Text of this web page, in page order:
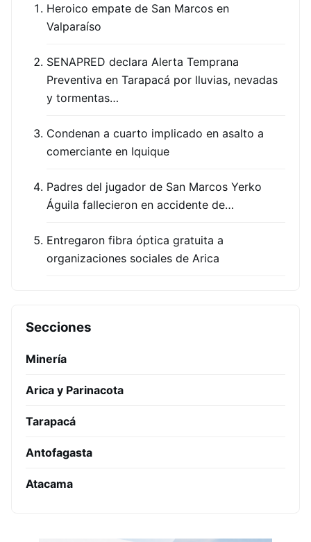
Heroico empate de San Marcos en
Valparaíso
SENAPRED declara Alerta Temprana
Preventiva en Tarapacá por lluvias, nevadas
y tormentas…
Condenan a cuarto implicado en asalto a
comerciante en Iquique
Padres del jugador de San Marcos Yerko
Águila fallecieron en accidente de…
Entregaron fibra óptica gratuita a
organizaciones sociales de Arica
Secciones
Minería
Arica y Parinacota
Tarapacá
Antofagasta
Atacama